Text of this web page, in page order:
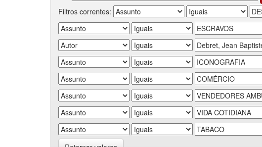
Filtros correntes: